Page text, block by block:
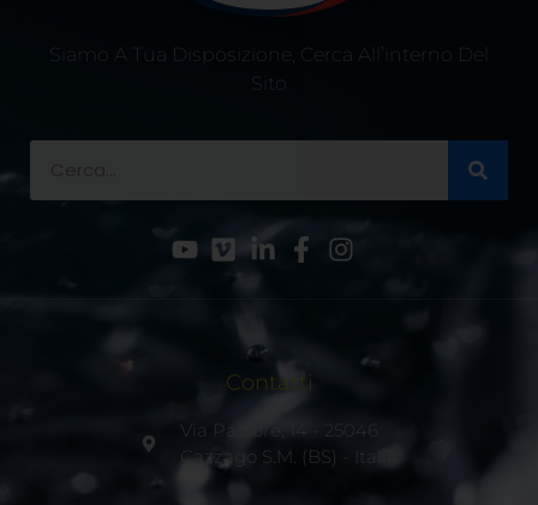
Siamo A Tua Disposizione, Cerca All’interno Del
Sito
Contatti
Via Pastore, 14 - 25046
Cazzago S.M. (BS) - Italia